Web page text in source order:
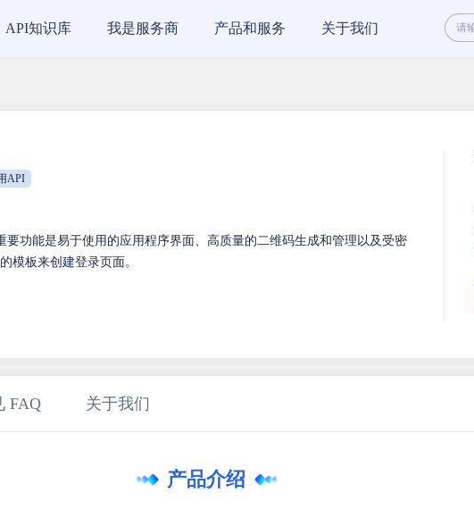
API知识库 我是服务商 产品和服务 关于我们
API
要功能是易于使用的应用程序界面、高质量的二维码生成和管理以及受密
模板来创建登录页面。
FAQ 关于我们
产品介绍